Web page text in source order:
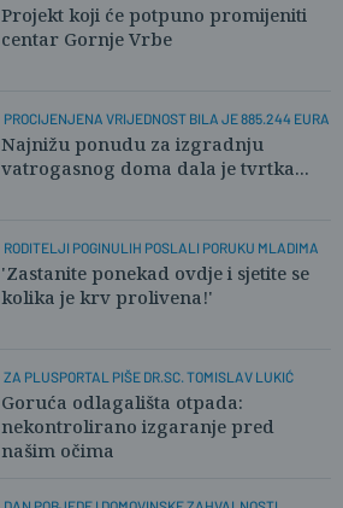
Projekt koji će potpuno promijeniti
centar Gornje Vrbe
PROCIJENJENA VRIJEDNOST BILA JE 885.244 EURA
Najnižu ponudu za izgradnju
vatrogasnog doma dala je tvrtka...
RODITELJI POGINULIH POSLALI PORUKU MLADIMA
'Zastanite ponekad ovdje i sjetite se
kolika je krv prolivena!'
ZA PLUSPORTAL PIŠE DR.SC. TOMISLAV LUKIĆ
Goruća odlagališta otpada:
nekontrolirano izgaranje pred
našim očima